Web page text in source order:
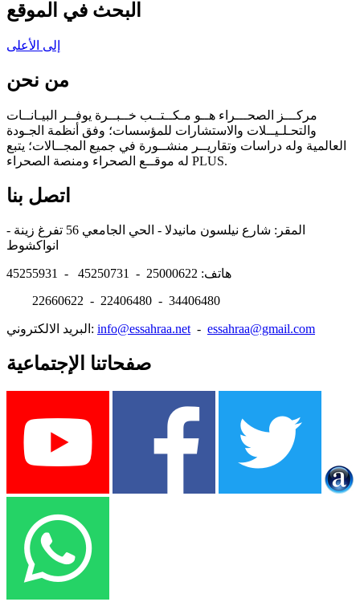
البحث في الموقع
إلى الأعلى
من نحن
مركـــز الصحـــراء هــو مـكــتــب خــبــرة يوفــر البيـانــات
والتحـلـيــلات والاستشارات للمؤسسات؛ وفق أنظمة الجـودة
العالمية وله دراسات وتقاريــر منشــورة في جميع المجــالات؛ يتبع
له موقــع الصحراء ومنصة الصحراء PLUS.
اتصل بنا
المقر: شارع نيلسون مانيدلا - الحي الجامعي 56 تفرغ زينة -
هاتف: 25000622 - 45250731 - 45255931
22660622 - 22406480 - 34406480
البريد الالكتروني: info@essahraa.net- essahraa@gmail.com
صفحاتنا الإجتماعية